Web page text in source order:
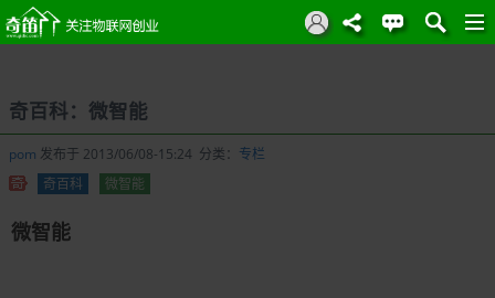
奇百科：微智能
pom 发布于 2013/06/08-15:24 分类： 专栏
奇百科
微智能
微智能